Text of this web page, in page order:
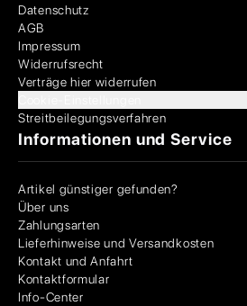
Datenschutz
AGB
Impressum
Widerrufsrecht
Verträge hier widerrufen
Streitbeilegungsverfahren
Informationen und Service
Artikel günstiger gefunden?
Über uns
Zahlungsarten
Lieferhinweise und Versandkosten
Kontakt und Anfahrt
Kontaktformular
Info-Center